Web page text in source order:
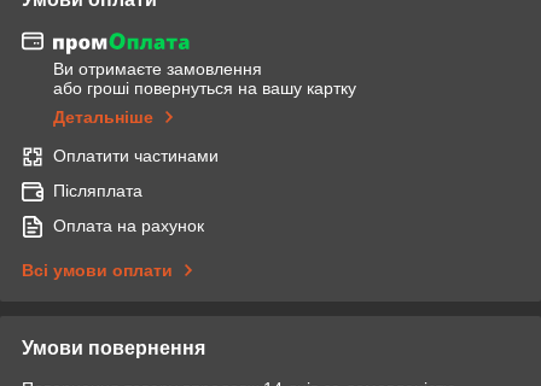
Ви отримаєте замовлення
або гроші повернуться на вашу картку
Детальніше
Оплатити частинами
Післяплата
Оплата на рахунок
Всі умови оплати
Умови повернення